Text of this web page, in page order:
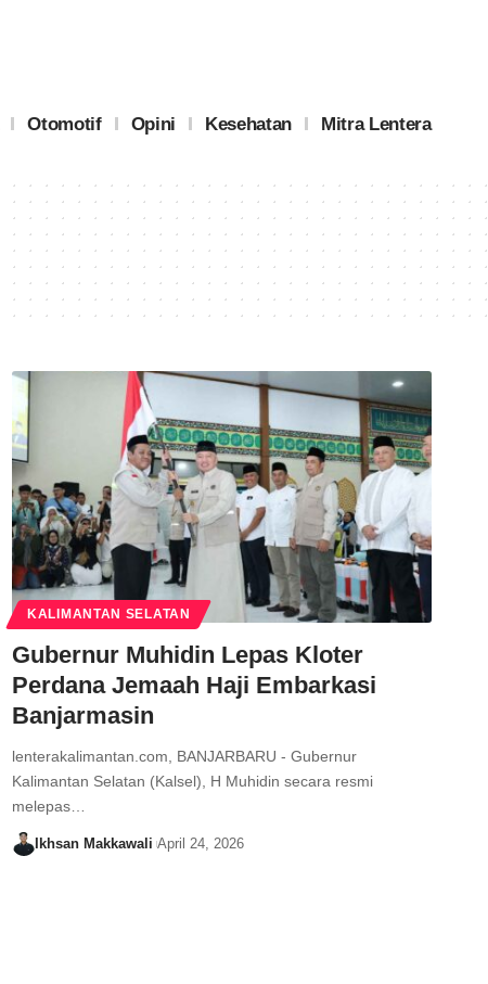
Otomotif Opini Kesehatan Mitra Lentera
KALIMANTAN SELATAN
Gubernur Muhidin Lepas Kloter
Perdana Jemaah Haji Embarkasi
Banjarmasin
lenterakalimantan.com, BANJARBARU - Gubernur
Kalimantan Selatan (Kalsel), H Muhidin secara resmi
melepas…
Ikhsan Makkawali April 24, 2026